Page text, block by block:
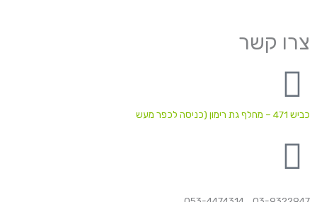
צרו קשר
כביש 471 – מחלף גת רימון (כניסה לכפר מעש